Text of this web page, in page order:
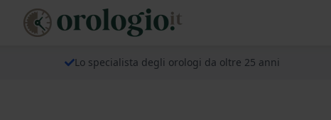
Lo specialista degli orologi da oltre 25 anni